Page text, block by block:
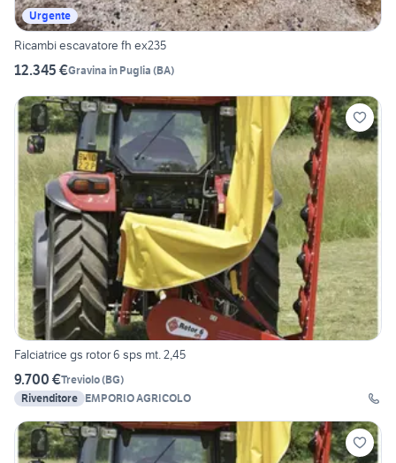
Urgente
Ricambi escavatore fh ex235
12.345 €Gravina in Puglia (BA)
Falciatrice gs rotor 6 sps mt. 2,45
9.700 €Treviolo(BG)
Rivenditore EMPORIO AGRICOLO